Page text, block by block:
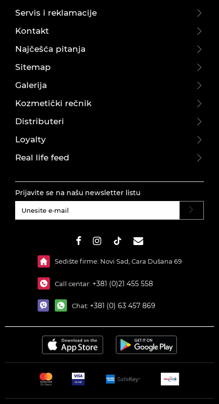
Servis i reklamacije
Kontakt
Najčešća pitanja
Sitemap
Galerija
Kozmetički rečnik
Distributeri
Loyalty
Real life feed
Prijavite se na našu newsletter listu
Sedište firme: Novi Sad, Cara Dušana 69
Call centar: +381 (0)21 455 558
Chat: +381 (0) 63 457 869